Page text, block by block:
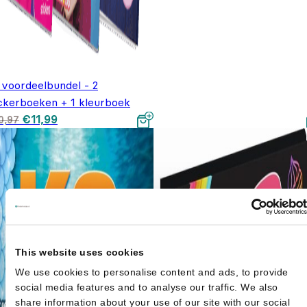
This website uses cookies
We use cookies to personalise content and ads, to provide
social media features and to analyse our traffic. We also
share information about your use of our site with our social
- 2
+ 1 kleurboek
Oorspronkelijke prijs
was: €20,97.
€11,99Huidige prijs is:
€11,99.